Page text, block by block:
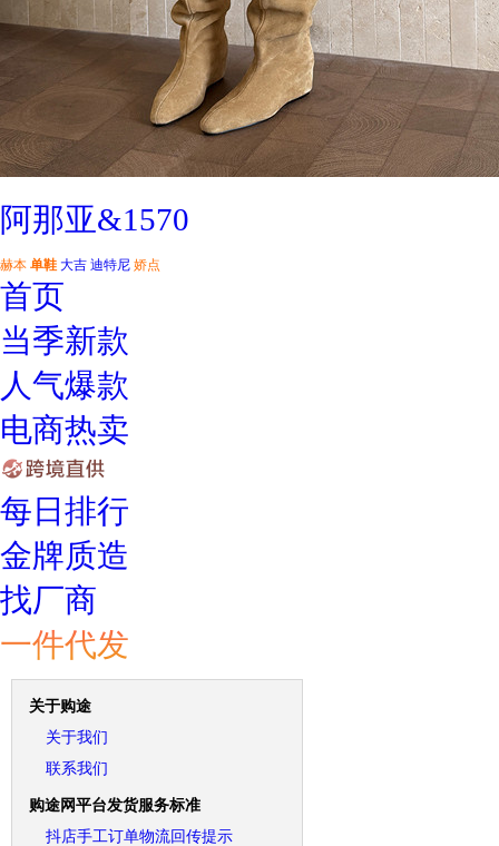
阿那亚&1570
赫本 单鞋 大吉 迪特尼 娇点
首页
当季新款
人气爆款
电商热卖
每日排行
金牌质造
找厂商
一件代发
关于购途
关于我们
联系我们
购途网平台发货服务标准
抖店手工订单物流回传提示